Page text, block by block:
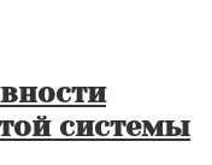
системы